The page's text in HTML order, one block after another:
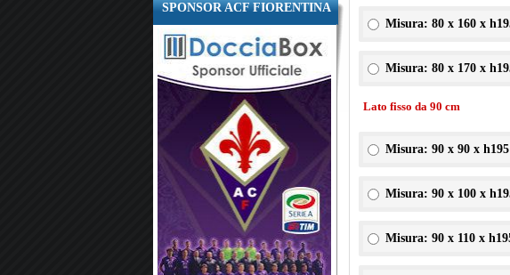
SPONSOR ACF FIORENTINA
Misura: 80 x 160 x
Misura: 80 x 170 x
Lato fisso da 90 cm
Misura: 90 x 90 x
Misura: 90 x 100 x
Misura: 90 x 110 x